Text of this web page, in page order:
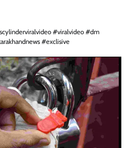
#viralvideo #dm
#exclisive